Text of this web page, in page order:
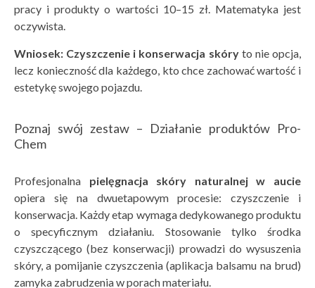
pracy i produkty o wartości 10–15 zł. Matematyka jest
oczywista.
Wniosek: Czyszczenie i konserwacja skóryto nie opcja,
lecz konieczność dla każdego, kto chce zachować wartość i
estetykę swojego pojazdu.
Poznaj swój zestaw – Działanie produktów Pro-
Chem
Profesjonalna pielęgnacja skóry naturalnej w aucie
opiera się na dwuetapowym procesie: czyszczenie i
konserwacja. Każdy etap wymaga dedykowanego produktu
o specyficznym działaniu. Stosowanie tylko środka
czyszczącego (bez konserwacji) prowadzi do wysuszenia
skóry, a pomijanie czyszczenia (aplikacja balsamu na brud)
zamyka zabrudzenia w porach materiału.